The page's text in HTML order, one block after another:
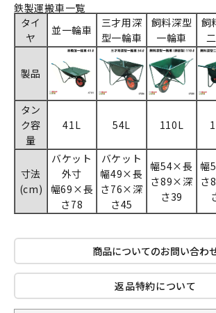
鉄製運搬車一覧
タイ
ヤ
並一輪車
三才用深
型一輪車
飼料深型
一輪車
飼
製品
タン
ク容
量
41L 54L 110L
寸法
(cm)
バケット
外寸
幅69×長
さ78
バケット
幅49×長
さ76×深
さ45
幅54×長
さ89×深
さ39
幅
さ
商品についてのお問い合わ
返品特約について